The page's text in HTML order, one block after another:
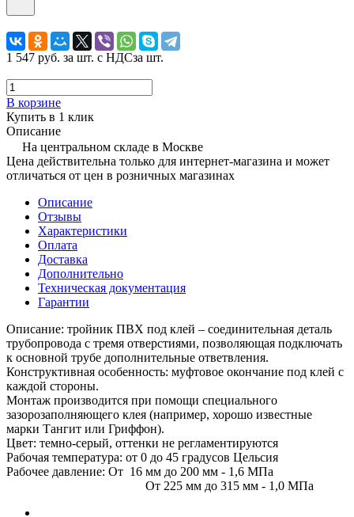
1 547 руб. за шт. с НДСза шт.
В корзине
Купить в 1 клик
Описание
На центральном складе в Москве
Цена действительна только для интернет-магазина и может
отличаться от цен в розничных магазинах
Описание
Отзывы
Характеристики
Оплата
Доставка
Дополнительно
Техническая документация
Гарантии
Описание: тройник ПВХ под клей – соединительная деталь
трубопровода с тремя отверстиями, позволяющая подключать
к основной трубе дополнительные ответвления.
Конструктивная особенность: муфтовое окончание под клей с
каждой стороны.
Монтаж производится при помощи специального
зазорозаполняющего клея (например, хорошо известные
марки Тангит или Гриффон).
Цвет: темно-серый, оттенки не регламентируются
Рабочая температура: от 0 до 45 градусов Цельсия
Рабочее давление: От 16 мм до 200 мм - 1,6 МПа
От 225 мм до 315 мм - 1,0 МПа